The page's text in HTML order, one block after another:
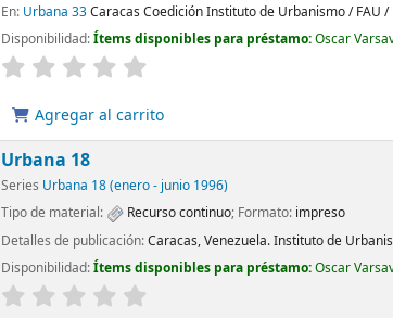
En: Urbana 33Caracas Coedición Instituto de Urbanismo / FAU
Disponibilidad:Ítems disponibles para préstamo:Oscar
Agregar al carrito
Urbana 18
Series Urbana 18 (enero - junio 1996)
Tipo de material:
Recurso continuo; Formato: impreso
Detalles de publicación:Caracas, Venezuela.Instituto de
Disponibilidad:Ítems disponibles para préstamo:Oscar